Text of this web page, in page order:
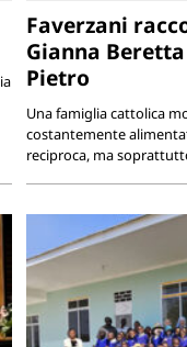
Faverzani
Gianna
Pietro
Una famiglia cattolica
costantemente
reciproca, ma